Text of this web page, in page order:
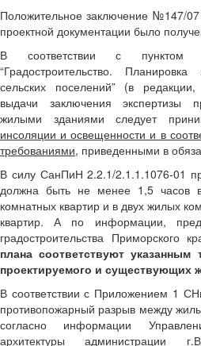
Положительное заключение №147/07
проектной документации было
В соответствии с
“Градостроительство.
сельских поселений” (в
выдачи заключения экспертизы
жилыми зданиями следует
инсоляции и освещенности и в
требованиями, приведенными в
В силу СанПиН 2.2.1/2.1.1.1076-01
должна быть не менее 1,5 часов
комнатных квартир и в двух жилых
квартир. А по информации,
градостроительства Приморского
плана соответствуют
проектируемого и существующих
В соответствии с Приложением 1
противопожарный разрыв между
согласно информации
архитектуры администрации